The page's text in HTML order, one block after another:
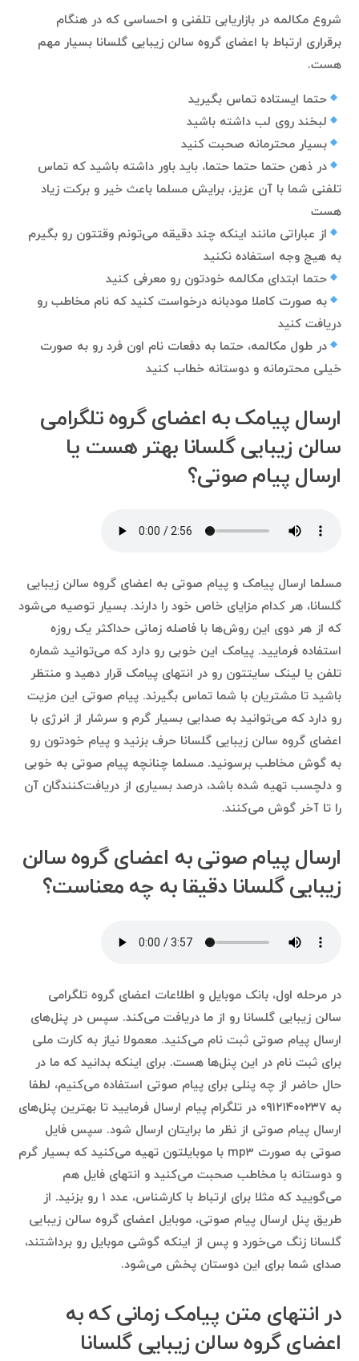
شروع مکالمه در بازاریابی تلفنی و احساسی که در هنگام
برقراری ارتباط با اعضای گروه سالن زیبایی گلسانا بسیار مهم
هست.
حتما ایستاده تماس بگیرید
لبخند روی لب داشته باشید
بسیار محترمانه صحبت کنید
در ذهن حتما حتما حتما، باید باور داشته باشید که تماس
تلفنی شما با آن عزیز، برایش مسلما باعث خیر و برکت زیاد
هست
از عباراتی مانند اینکه چند دقیقه می‌تونم وقتتون رو بگیرم
به هیچ وجه استفاده نکنید
حتما ابتدای مکالمه خودتون رو معرفی کنید
به صورت کاملا مودبانه درخواست کنید که نام مخاطب رو
دریافت کنید
در طول مکالمه، حتما به دفعات نام اون فرد رو به صورت
خیلی محترمانه و دوستانه خطاب کنید
ارسال پیامک به اعضای گروه تلگرامی
سالن زیبایی گلسانا بهتر هست یا
ارسال پیام صوتی؟
مسلما ارسال پیامک و پیام صوتی به اعضای گروه سالن زیبایی
گلسانا، هر کدام مزایای خاص خود را دارند. بسیار توصیه می‌شود
که از هر دوی این روش‌ها با فاصله زمانی حداکثر یک روزه
استفاده فرمایید. پیامک این خوبی رو دارد که می‌توانید شماره
تلفن یا لینک سایتتون رو در انتهای پیامک قرار دهید و منتظر
باشید تا مشتریان با شما تماس بگیرند. پیام صوتی این مزیت
رو دارد که می‌توانید به صدایی بسیار گرم و سرشار از انرژی با
اعضای گروه سالن زیبایی گلسانا حرف بزنید و پیام خودتون رو
به گوش مخاطب برسونید. مسلما چنانچه پیام صوتی به خوبی
و دلچسب تهیه شده باشد، درصد بسیاری از دریافت‌کنندگان آن
را تا آخر گوش می‌کنند.
ارسال پیام صوتی به اعضای گروه سالن
زیبایی گلسانا دقیقا به چه معناست؟
در مرحله اول، بانک موبایل و اطلاعات اعضای گروه تلگرامی
سالن زیبایی گلسانا رو از ما دریافت می‌کند. سپس در پنل‌های
ارسال پیام صوتی ثبت نام می‌کنید. معمولا نیاز به کارت ملی
برای ثبت نام در این پنل‌ها هست. برای اینکه بدانید که ما در
حال حاضر از چه پنلی برای پیام صوتی استفاده می‌کنیم، لطفا
به ۰۹۱۲۱۴۰۰۲۳۷ در تلگرام پیام ارسال فرمایید تا بهترین پنل‌های
ارسال پیام صوتی از نظر ما برایتان ارسال شود. سپس فایل
صوتی به صورت mp3 با موبایلتون تهیه می‌کنید که بسیار گرم
و دوستانه با مخاطب صحبت می‌کنید و انتهای فایل هم
می‌گویید که مثلا برای ارتباط با کارشناس، عدد ۱ رو بزنید. از
طریق پنل ارسال پیام صوتی، موبایل اعضای گروه سالن زیبایی
گلسانا زنگ می‌خورد و پس از اینکه گوشی موبایل رو برداشتند،
صدای شما برای این دوستان پخش می‌شود.
در انتهای متن پیامک زمانی که به
اعضای گروه سالن زیبایی گلسانا